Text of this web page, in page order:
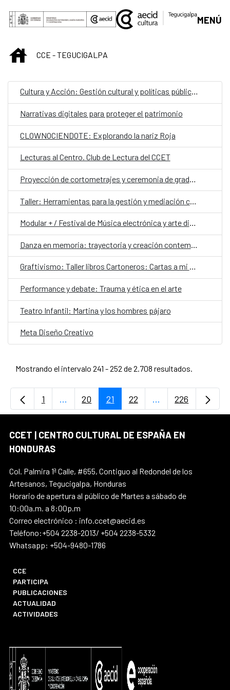
Saltar al contenido principal
MENÚ
INICIOCCE - TEGUCIGALPA
Cultura y Acción: Gestión cultural y políticas públicas para el desarrollo local
Narrativas digitales para proteger el patrimonio
CLOWNOCIENDOTE: Explorando la nariz Roja
Lecturas al Centro. Club de Lectura del CCET
Proyección de cortometrajes y ceremonia de graduación de la Escuela de Cine Una Mirada Propia (UMP)
Taller: Herramientas para la gestión y mediación cultural
Modular + / Festival de Música electrónica y arte digital
Danza en memoria: trayectoria y creación contemporáneaDanza en memoria: trayectoria y creación contemporánea
Graftivismo: Taller libros Cartoneros: Cartas a mi yo del pasado
Performance y debate: Trauma y ética en el arte
Teatro Infantil: Martina y los hombres pájaro
Meta Diseño Creativo
Mostrando el intervalo 241 - 252 de 2.708 resultados.
Página
1 ...Páginas intermedias Use TAB para
Página
20 Página
21 Página
22 ...PáginasPágina
226
CCET | CENTRO CULTURAL DE ESPAÑA EN
HONDURAS
Col. Palmira 1ª Calle, #655, Contiguo al Redondel de los
Artesanos, Tegucigalpa, Honduras
Horario de apertura al público de Martes a sábado de
10:00a.m. a 8:00p.m
Correo electrónico : info.ccet@aecid.es
Teléfono:+504 2238-2013/ +504 2238-5332
Whatsapp: +504-9480-1786
CCE
PARTICIPA
PUBLICACIONES
ACTUALIDAD
ACTIVIDADES